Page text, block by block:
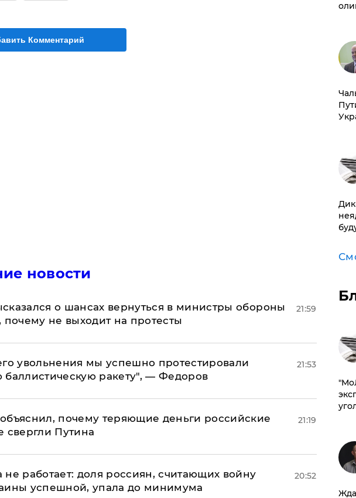
Комментарий
новости
о шансах вернуться в министры обороны
почему не выходит на протесты
21:59
увольнения мы успешно протестировали
баллистическую ракету", — Федоров
21:53
почему теряющие деньги российские
свергли Путина
21:19
не работает: доля россиян, считающих войну
успешной, упала до минимума
20:52